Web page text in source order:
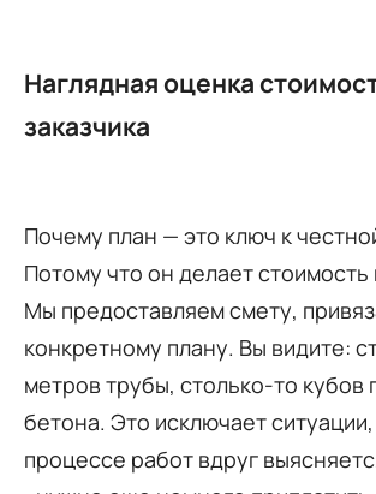
Наглядная оценка
заказчика
Почему план — это ключ к
Потому что он делает стоимость
Мы предоставляем смету,
конкретному плану. Вы видите:
метров трубы, столько-то кубов
бетона. Это исключает ситуации,
процессе работ вдруг